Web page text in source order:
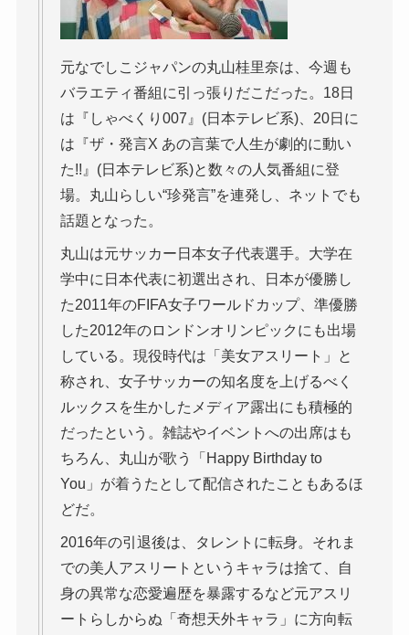
元なでしこジャパンの丸山桂里奈は、今週も
バラエティ番組に引っ張りだこだった。18日
は『しゃべくり007』(日本テレビ系)、20日に
は『ザ・発言X あの言葉で人生が劇的に動い
た!!』(日本テレビ系)と数々の人気番組に登
場。丸山らしい“珍発言”を連発し、ネットでも
話題となった。
丸山は元サッカー日本女子代表選手。大学在
学中に日本代表に初選出され、日本が優勝し
た2011年のFIFA女子ワールドカップ、準優勝
した2012年のロンドンオリンピックにも出場
している。現役時代は「美女アスリート」と
称され、女子サッカーの知名度を上げるべく
ルックスを生かしたメディア露出にも積極的
だったという。雑誌やイベントへの出席はも
ちろん、丸山が歌う「Happy Birthday to
You」が着うたとして配信されたこともあるほ
どだ。
2016年の引退後は、タレントに転身。それま
での美人アスリートというキャラは捨て、自
身の異常な恋愛遍歴を暴露するなど元アスリ
ートらしからぬ「奇想天外キャラ」に方向転